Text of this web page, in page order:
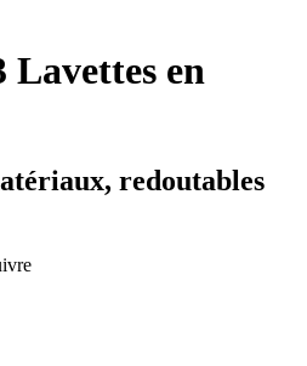
Lavettes en
redoutables